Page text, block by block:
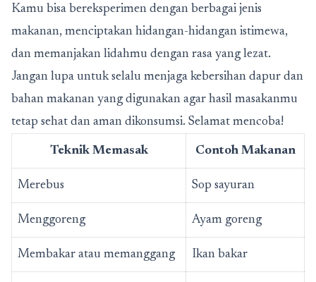
Kamu bisa bereksperimen dengan berbagai jenis
makanan, menciptakan hidangan-hidangan istimewa,
dan memanjakan lidahmu dengan rasa yang lezat.
Jangan lupa untuk selalu menjaga kebersihan dapur dan
bahan makanan yang digunakan agar hasil masakanmu
tetap sehat dan aman dikonsumsi. Selamat mencoba!
Teknik Memasak Contoh Makanan
Merebus Sop sayuran
Menggoreng Ayam goreng
Membakar atau memanggang Ikan bakar